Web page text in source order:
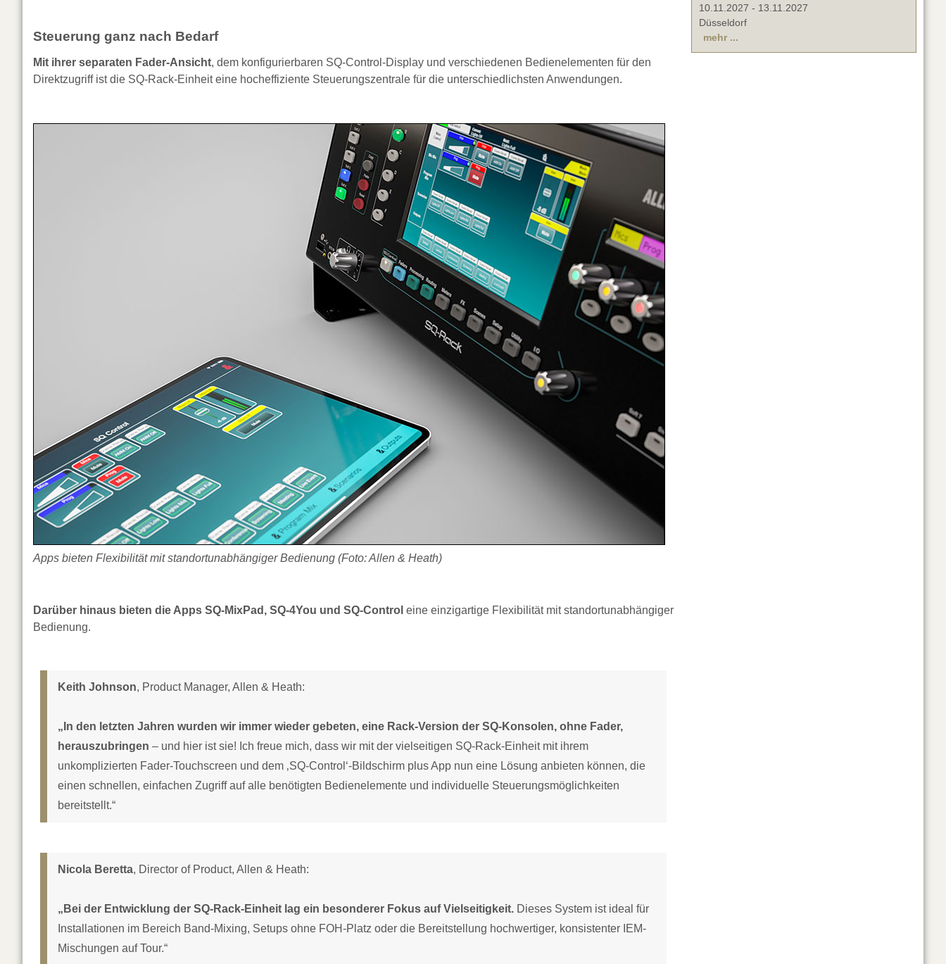
Steuerung ganz nach Bedarf
Mit ihrer separaten Fader-Ansicht, dem konfigurierbaren SQ-Control-Display und verschiedenen Bedienelementen für den
Direktzugriff ist die SQ-Rack-Einheit eine hocheffiziente Steuerungszentrale für die unterschiedlichsten Anwendungen.
Apps bieten Flexibilität mit standortunabhängiger Bedienung (Foto: Allen & Heath)
Darüber hinaus bieten die Apps SQ-MixPad, SQ-4You und SQ-Control eine einzigartige Flexibilität mit standortunabhängiger
Bedienung.
Keith Johnson, Product Manager, Allen & Heath:
„In den letzten Jahren wurden wir immer wieder gebeten, eine Rack-Version der SQ-Konsolen, ohne Fader,
herauszubringen – und hier ist sie! Ich freue mich, dass wir mit der vielseitigen SQ-Rack-Einheit mit ihrem
unkomplizierten Fader-Touchscreen und dem ‚SQ-Control‘-Bildschirm plus App nun eine Lösung anbieten können, die
einen schnellen, einfachen Zugriff auf alle benötigten Bedienelemente und individuelle Steuerungsmöglichkeiten
bereitstellt.“
Nicola Beretta, Director of Product, Allen & Heath:
„Bei der Entwicklung der SQ-Rack-Einheit lag ein besonderer Fokus auf Vielseitigkeit. Dieses System ist ideal für
Installationen im Bereich Band-Mixing, Setups ohne FOH-Platz oder die Bereitstellung hochwertiger, konsistenter IEM-
Mischungen auf Tour.“
10.11.2027 - 13.11.2027
Düsseldorf
mehr ...